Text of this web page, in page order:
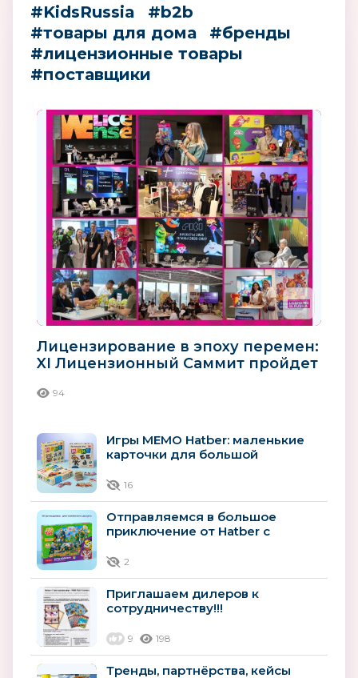
#KidsRussia
#b2b
#товары для дома
#бренды
#лицензионные товары
#поставщики
Лицензирование в эпоху перемен:
XI Лицензионный Саммит пройдет
94
Игры МЕМО Hatber: маленькие
карточки для большой
16
Отправляемся в большое
приключение от Hatber с
2
Приглашаем дилеров к
сотрудничеству!!!
9 198
Тренды, партнёрства, кейсы